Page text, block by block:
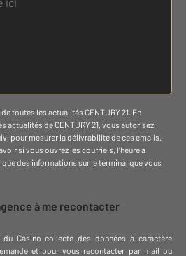
toutes les actualités CENTURY 21. En
actualités de CENTURY 21, vous autorisez
pour mesurer la délivrabilité de ces emails.
si vous ouvrez les courriels, l'heure à
des informations sur le terminal que vous
à me recontacter
du Casino collecte des données à caractère
et pour vous recontacter par mail ou